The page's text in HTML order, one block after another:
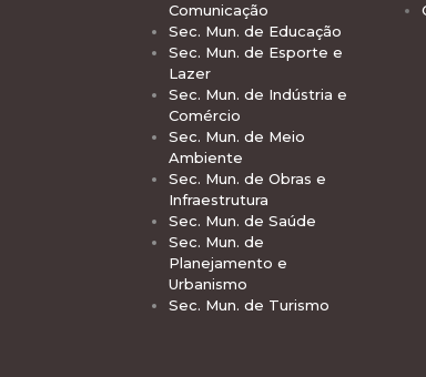
Comunicação
Sec. Mun. de Educação
Sec. Mun. de Esporte e
Lazer
Sec. Mun. de Indústria e
Comércio
Sec. Mun. de Meio
Ambiente
Sec. Mun. de Obras e
Infraestrutura
Sec. Mun. de Saúde
Sec. Mun. de
Planejamento e
Urbanismo
Sec. Mun. de Turismo